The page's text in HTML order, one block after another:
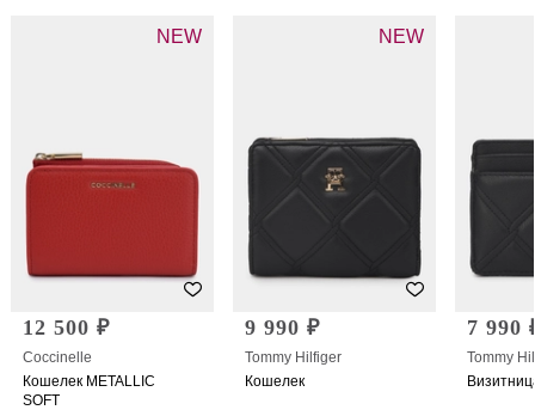
NEW
12 500 ₽
Coccinelle
Кошелек METALLIC
SOFT
NEW
9 990 ₽
Tommy Hilfiger
Кошелек
7 990
Tommy